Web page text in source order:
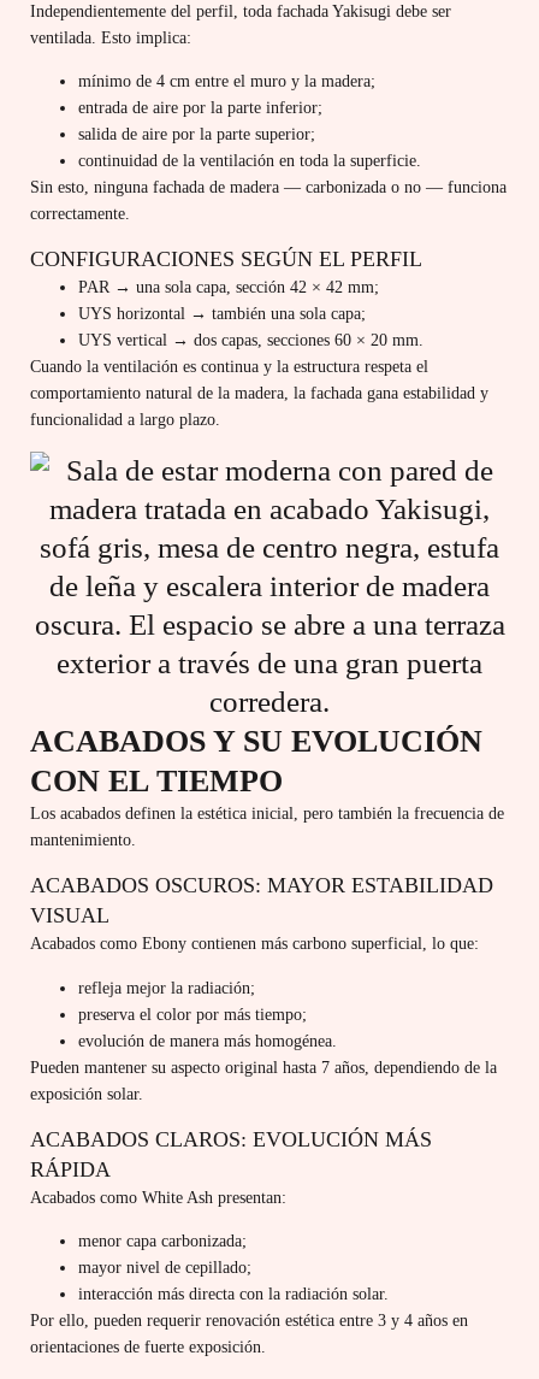
Independientemente del perfil, toda fachada Yakisugi debe ser
ventilada. Esto implica:
mínimo de 4 cm entre el muro y la madera;
entrada de aire por la parte inferior;
salida de aire por la parte superior;
continuidad de la ventilación en toda la superficie.
Sin esto, ninguna fachada de madera — carbonizada o no — funciona
correctamente.
CONFIGURACIONES SEGÚN EL PERFIL
PAR → una sola capa, sección 42 × 42 mm;
UYS horizontal → también una sola capa;
UYS vertical → dos capas, secciones 60 × 20 mm.
Cuando la ventilación es continua y la estructura respeta el
comportamiento natural de la madera, la fachada gana estabilidad y
funcionalidad a largo plazo.
ACABADOS Y SU EVOLUCIÓN
CON EL TIEMPO
Los acabados definen la estética inicial, pero también la frecuencia de
mantenimiento.
ACABADOS OSCUROS: MAYOR ESTABILIDAD
VISUAL
Acabados como Ebony contienen más carbono superficial, lo que:
refleja mejor la radiación;
preserva el color por más tiempo;
evolución de manera más homogénea.
Pueden mantener su aspecto original hasta 7 años, dependiendo de la
exposición solar.
ACABADOS CLAROS: EVOLUCIÓN MÁS
RÁPIDA
Acabados como White Ash presentan:
menor capa carbonizada;
mayor nivel de cepillado;
interacción más directa con la radiación solar.
Por ello, pueden requerir renovación estética entre 3 y 4 años en
orientaciones de fuerte exposición.